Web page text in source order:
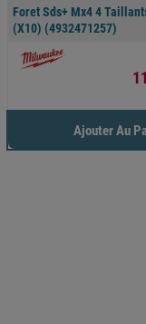
Foret Sds+ Mx4 4
(x10) (4932471257)
Ajouter Au